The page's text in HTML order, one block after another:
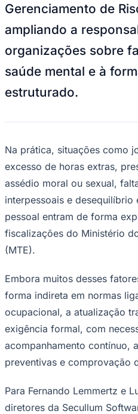
Corinthians
Gerenciamento de
ampliando a
organizações sobre
saúde mental e à
estruturado.
Na prática, situações como
excesso de horas extras,
assédio moral ou sexual,
interpessoais e
pessoal entram de forma
fiscalizações do Ministério
(MTE).
Embora muitos desses
forma indireta em normas
ocupacional, a atualização
exigência formal, com
acompanhamento contínuo,
preventivas e comprovação
Para Fernando Lemmertz e
diretores da Secullum